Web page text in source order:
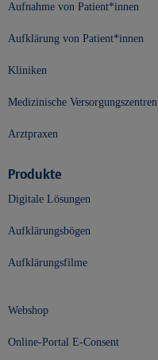
Aufnahme von Patient*innen
Aufklärung von Patient*innen
Kliniken
Medizinische Versorgungszentren
Arztpraxen
Produkte
Digitale Lösungen
Aufklärungsbögen
Aufklärungsfilme
Webshop
Online-Portal E-Consent